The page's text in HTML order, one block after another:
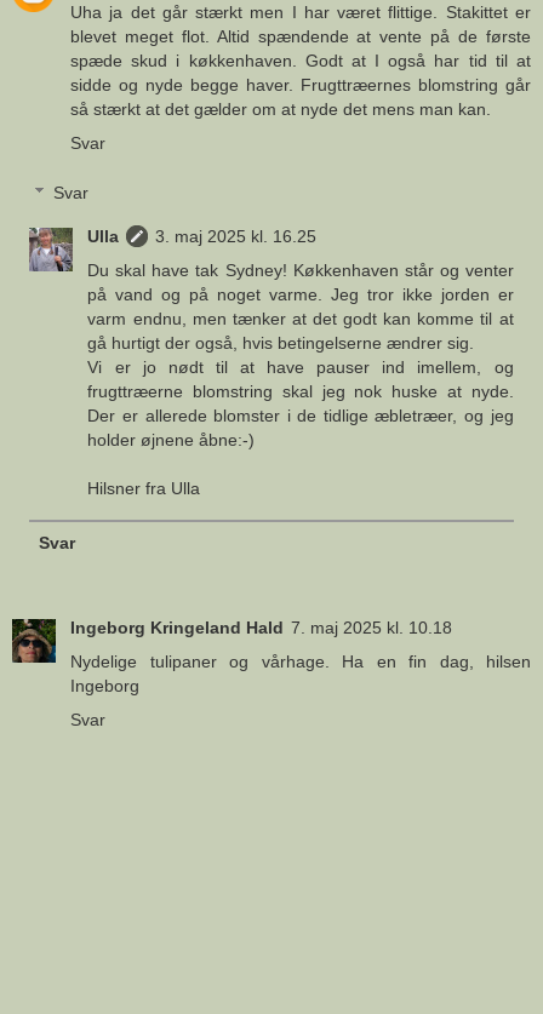
Uha ja det går stærkt men I har været flittige. Stakittet er
blevet meget flot. Altid spændende at vente på de første
spæde skud i køkkenhaven. Godt at I også har tid til at
sidde og nyde begge haver. Frugttræernes blomstring går
så stærkt at det gælder om at nyde det mens man kan.
Svar
Svar
Ulla
3. maj 2025 kl. 16.25
Du skal have tak Sydney! Køkkenhaven står og venter
på vand og på noget varme. Jeg tror ikke jorden er
varm endnu, men tænker at det godt kan komme til at
gå hurtigt der også, hvis betingelserne ændrer sig.
Vi er jo nødt til at have pauser ind imellem, og
frugttræerne blomstring skal jeg nok huske at nyde.
Der er allerede blomster i de tidlige æbletræer, og jeg
holder øjnene åbne:-)
Hilsner fra Ulla
Svar
Ingeborg Kringeland Hald 7. maj 2025 kl. 10.18
Nydelige tulipaner og vårhage. Ha en fin dag, hilsen
Ingeborg
Svar